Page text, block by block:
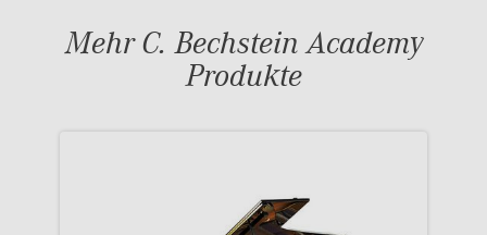
Mehr C. Bechstein Academy
Produkte